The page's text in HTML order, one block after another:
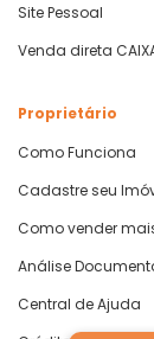
Site Pessoal
Venda direta
Proprietário
Como Funciona
Cadastre seu
Como vender
Análise
Central de Ajuda